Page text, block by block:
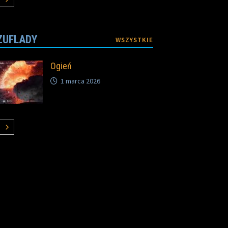
WSZYSTKIE
Ogień
1 marca 2026